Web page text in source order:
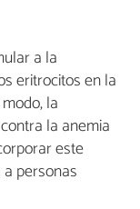
a la
eritrocitos en la
la
la anemia
este
personas